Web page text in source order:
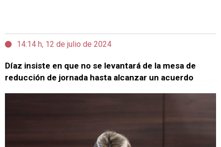
14:14 h, 12 de julio de 2024
Díaz insiste en que no se levantará de la mesa de
reducción de jornada hasta alcanzar un acuerdo